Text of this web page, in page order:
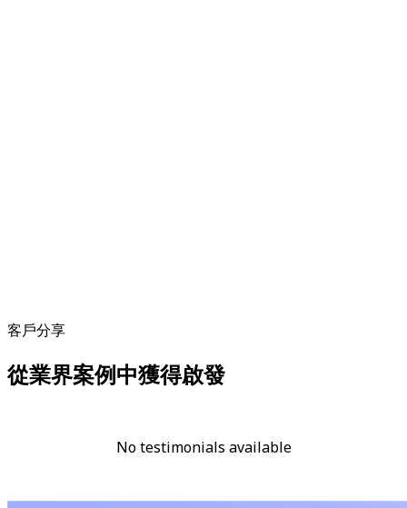
客戶分享
從業界案例中獲得啟發
No testimonials available